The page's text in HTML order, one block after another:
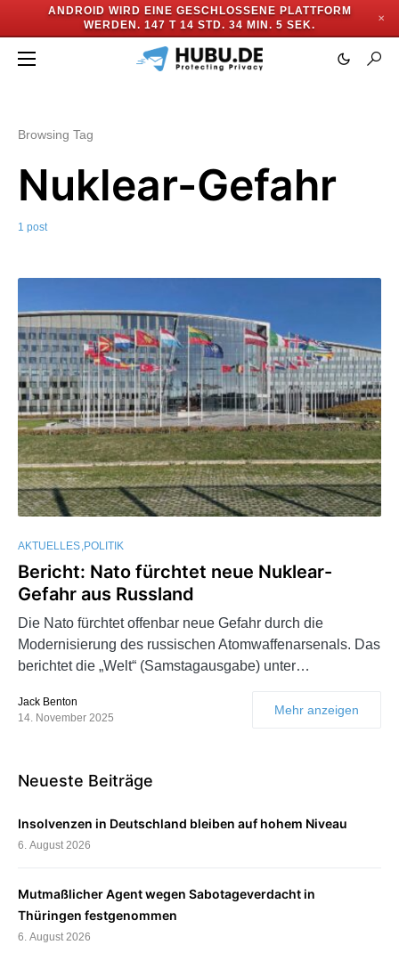
ANDROID WIRD EINE GESCHLOSSENE PLATTFORM
WERDEN. 147 T 14 STD. 34 MIN. 5 SEK.
✕
Browsing Tag
Nuklear-Gefahr
1 post
AKTUELLES POLITIK
Bericht: Nato fürchtet neue Nuklear-
Gefahr aus Russland
Die Nato fürchtet offenbar neue Gefahr durch die
Modernisierung des russischen Atomwaffenarsenals. Das
berichtet die „Welt“ (Samstagausgabe) unter…
Jack Benton
14. November 2025
Mehr anzeigen
Neueste Beiträge
Insolvenzen in Deutschland bleiben auf hohem Niveau
6. August 2026
Mutmaßlicher Agent wegen Sabotageverdacht in
Thüringen festgenommen
6. August 2026